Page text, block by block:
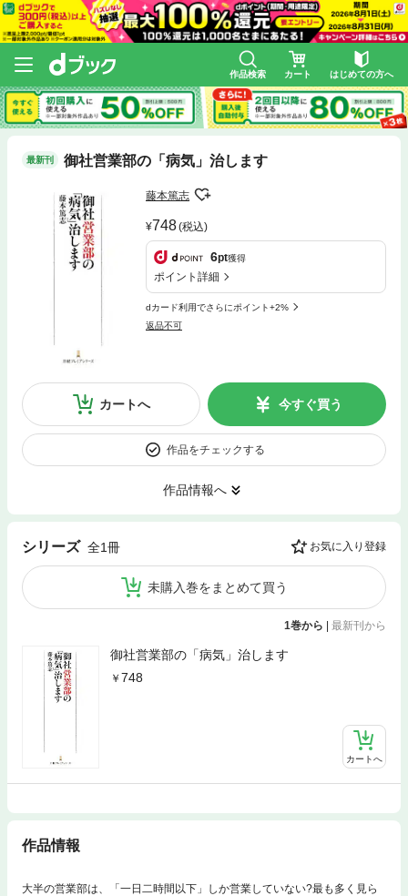
作品検索 カート はじめての方へ
最新刊 御社営業部の「病気」治します
藤本篤志
748(税込)
6pt獲得
ポイント詳細
dカード利用でさらにポイント+2%
返品不可
カートへ 今すぐ買う
作品をチェックする
作品情報へ
シリーズ 全1冊 お気に入り登録
未購入巻をまとめて買う
1巻から | 最新刊から
御社営業部の「病気」治します
748
カートへ
作品情報
大半の営業部は、「一日二時間以下」しか営業していない?最も多く見ら